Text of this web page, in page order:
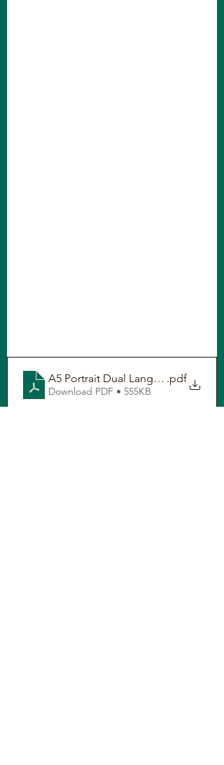
A5 Portrait Dual Language.pdf
Download PDF • 555KB